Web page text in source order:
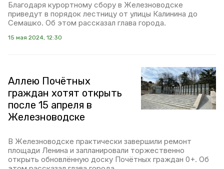
Благодаря курортному сбору в Железноводске
приведут в порядок лестницу от улицы Калинина до
Семашко. Об этом рассказал глава города.
15 мая 2024, 12:30
Аллею Почётных
граждан хотят открыть
после 15 апреля в
Железноводске
В Железноводске практически завершили ремонт
площади Ленина и запланировали торжественно
открыть обновлённую доску Почётных граждан 0+. Об